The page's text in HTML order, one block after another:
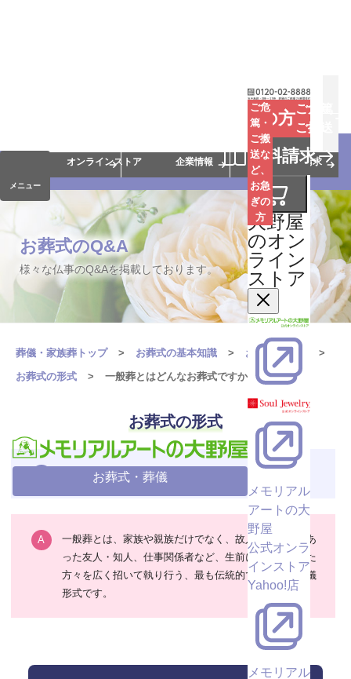
お葬式・葬儀
ご危
篤・
ご搬
送な
ど、
お急
ぎの
方
お急ぎの方ご危篤
ご搬送
資料請求
大野屋
のオン
ライン
ストア
メモリアル
アートの大
野屋
公式オンラ
インストア
Yahoo!店
メモリアル
メニュー
お仏壇
会員サービス
オンラインストア
企業情報 資料請求
お葬式のQ&A
様々な仏事のQ&Aを掲載しております。
葬儀・家族葬トップ お葬式の基本知識
お葬式のQ&A
お葬式の形式
一般葬とはどんなお葬式ですか？
お葬式の形式
一般葬とはどんなお葬式ですか？
一般葬とは、家族や親族だけでなく、故人と関わりのあ
った友人・知人、仕事関係者など、生前に親交のあった
方々を広く招いて執り行う、最も伝統的で一般的な葬儀
形式です。